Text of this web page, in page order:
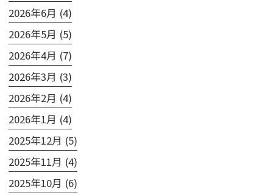
2026年6月 (4)
2026年5月 (5)
2026年4月 (7)
2026年3月 (3)
2026年2月 (4)
2026年1月 (4)
2025年12月 (5)
2025年11月 (4)
2025年10月 (6)